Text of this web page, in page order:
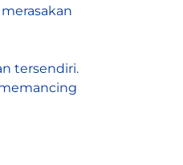
tersendiri.